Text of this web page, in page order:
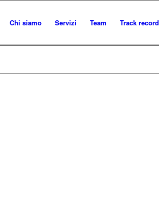
Chi siamo Servizi Team Track record